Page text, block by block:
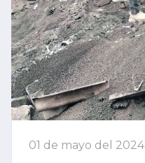
01 de mayo del 2024